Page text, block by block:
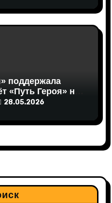
поддержала
«Путь Героя» на
28.05.2026